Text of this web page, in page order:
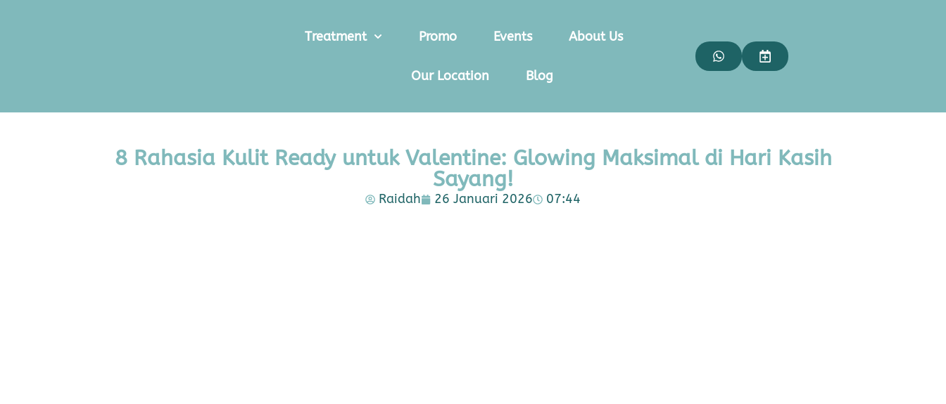
Treatment Promo Events About Us
Our Location Blog
8 Rahasia Kulit Ready untuk Valentine: Glowing Maksimal di Hari Kasih
Sayang!
Raidah 26 Januari 2026 07:44